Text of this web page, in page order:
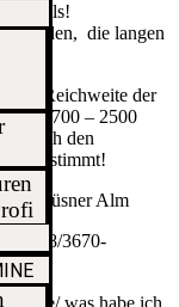
die langen
die Reichweite der
bei 1700 – 2500
nach den
bestimmt!
die Lüsner Alm
08/3670-